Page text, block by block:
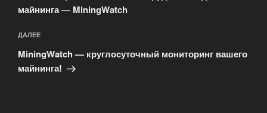
майнинга — MiningWatch
Следующая
запись
ДАЛЕЕ
MiningWatch — круглосуточный мониторинг вашего
майнинга!